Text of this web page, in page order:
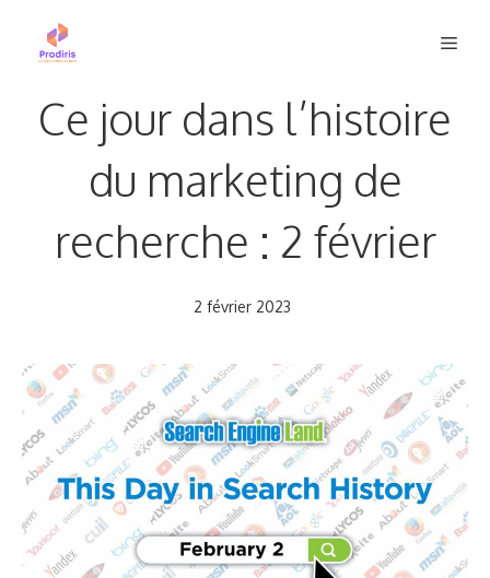
Ce jour dans l’histoire
du marketing de
recherche : 2 février
2 février 2023